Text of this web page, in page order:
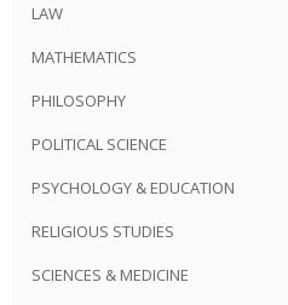
LAW
MATHEMATICS
PHILOSOPHY
POLITICAL SCIENCE
PSYCHOLOGY & EDUCATION
RELIGIOUS STUDIES
SCIENCES & MEDICINE